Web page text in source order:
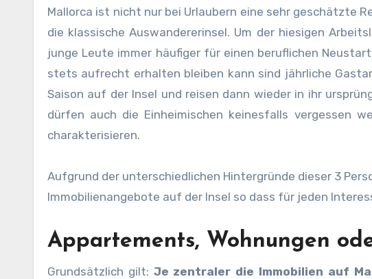
Mallorca ist nicht nur bei Urlaubern eine sehr geschätzte
die klassische Auswandererinsel. Um der hiesigen
junge Leute immer häufiger für einen beruflichen
stets aufrecht erhalten bleiben kann sind jährliche
Saison auf der Insel und reisen dann wieder in ihr
dürfen auch die Einheimischen keinesfalls vergessen
charakterisieren.
Aufgrund der unterschiedlichen Hintergründe dieser 3
Immobilienangebote auf der Insel so dass für jeden
Appartements, Wohnungen
Grundsätzlich gilt: Je zentraler die Immobilien auf